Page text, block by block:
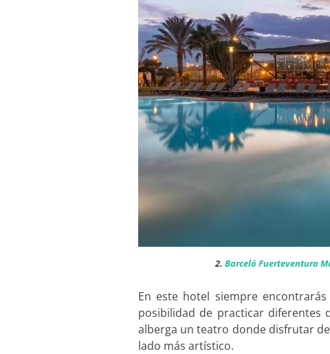
2. Barceló Fuerteventura
En este hotel siempre
posibilidad de practicar diferentes
alberga un teatro donde disfrutar
lado más artístico.